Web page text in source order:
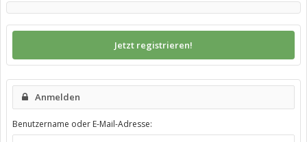
Jetzt registrieren!
Anmelden
Benutzername oder E-Mail-Adresse: